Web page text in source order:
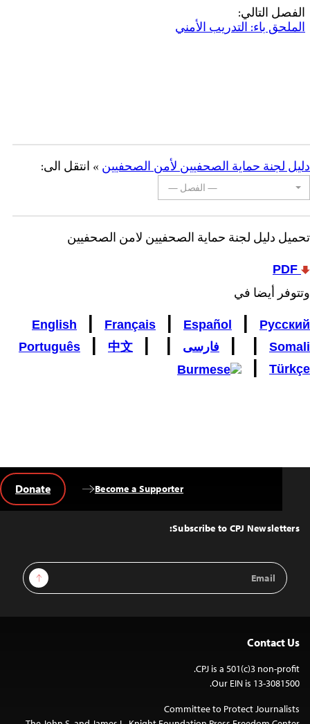
الفصل التالي:
الملحق باء: التدريب الأمني
دليل لجنة حماية الصحفيين لأمن الصحفيين » انتقل الى:
— الفصل —
تحميل دليل لجنة حماية الصحفيين لأمن الصحفيين
وتتوفر أيضا في
English Français Español Русский
Somali فارسی Português 中文
Türkçe
Top
Subscribe to CPJ Newsletters:
Email
Address
Sign Up
Become a Supporter
Donate
Contact Us
CPJ is a 501(c)3 non-profit.
Our EIN is 13-3081500.
Committee to Protect Journalists